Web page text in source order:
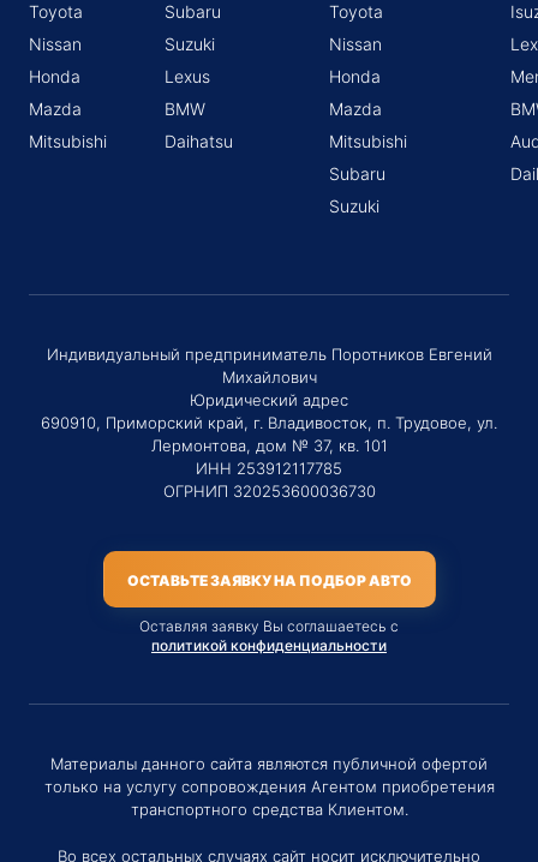
Toyota
Nissan
Honda
Mazda
Mitsubishi
Subaru
Suzuki
Lexus
BMW
Daihatsu
Toyota
Nissan
Honda
Mazda
Mitsubishi
Subaru
Suzuki
Индивидуальный предприниматель Поротников Евгений
Михайлович
Юридический адрес
690910, Приморский край, г. Владивосток, п. Трудовое, ул.
Лермонтова, дом № 37, кв. 101
ИНН 253912117785
ОГРНИП 320253600036730
ОСТАВЬТЕ ЗАЯВКУ НА ПОДБОР АВТО
Оставляя заявку Вы соглашаетесь с
политикой конфиденциальности
Материалы данного сайта являются публичной офертой
только на услугу сопровождения Агентом приобретения
транспортного средства Клиентом.
Во всех остальных случаях сайт носит исключительно